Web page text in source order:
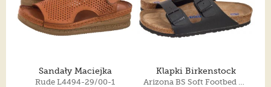
Sandały Maciejka
Rude L4494-29/00-1
Klapki Birkenstock